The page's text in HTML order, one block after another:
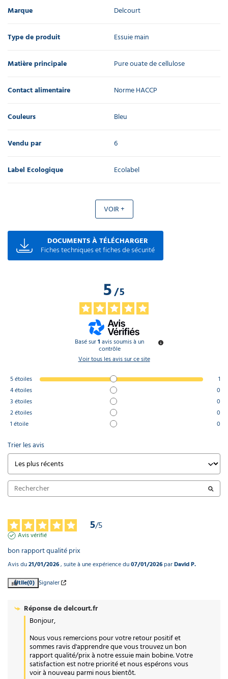
Marque Delcourt
Type de produit Essuie main
Matière principale Pure ouate de cellulose
Contact alimentaire Norme HACCP
Couleurs Bleu
Vendu par 6
Label Ecologique Ecolabel
VOIR +
DOCUMENTS À TÉLÉCHARGER
Fiches techniques et fiches de sécurité
5/5
Basé sur1 avis soumis à un
contrôle
Voir tous les avis sur ce site
5étoiles
1
4étoiles
0
3 étoiles
0
2étoiles
0
1 étoile 0
Trier les avis
5/5
Avis vérifié
bon rapport qualité prix
Avis du21/01/2026, suite à une expérience du07/01/2026parDavid P.
Utile(0) Signaler
Réponse dedelcourt.fr
Bonjour,
Nous vous remercions pour votre retour positif et
sommes ravis d'apprendre que vous trouvez un bon
rapport qualité/prix à notre essuie main bobine. Votre
satisfaction est notre priorité et nous espérons vous
voir à nouveau parmi nous bientôt.